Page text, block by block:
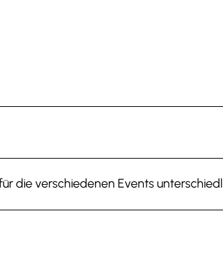
die verschiedenen Events